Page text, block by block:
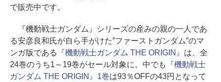
で販売中です。
『機動戦士ガンダム』シリーズの産みの親の一人であ
る安彦良和氏が自ら手がけた”ファーストガンダム”のマ
ンガ版である
『機動戦士ガンダム THE ORIGIN』 は、全
24巻のうち1～19巻がセール対象に。中でも
『機動戦士
ガンダム THE ORIGIN』1巻は93％OFFの43円となって